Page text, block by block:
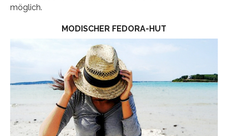
möglich.
MODISCHER FEDORA-HUT